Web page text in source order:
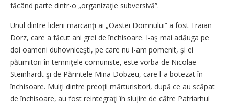
făcând parte dintr-o „organizaţie subversivă”.
Unul dintre liderii marcanţi ai „Oastei Domnului” a fost Traian
Dorz, care a făcut ani grei de închisoare. I-aş mai adăuga pe
doi oameni duhovniceşti, pe care nu i-am pomenit, şi ei
pătimitori în temniţele comuniste, este vorba de Nicolae
Steinhardt şi de Părintele Mina Dobzeu, care l-a botezat în
închisoare. Mulţi dintre preoţii mărturisitori, după ce au scăpat
de închisoare, au fost reintegraţi în slujire de către Patriarhul